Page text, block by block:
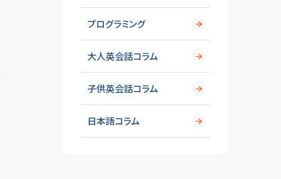
プログラミング
大人英会話コラム
子供英会話コラム
日本語コラム